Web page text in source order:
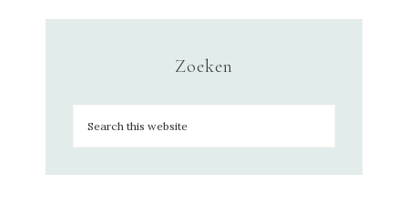
Zoeken